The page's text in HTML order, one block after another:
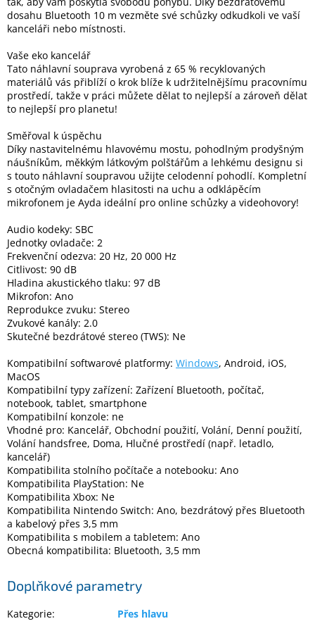
Elektronika
Domácnost
%
Black
VÝPRODEJ
Akční
TONERY
CARTRIDGE
OEM
Sestavy
počítačů
Inpraise
systémy
MILESIGHT
Doprodej
Přihlášení
dosahu Bluetooth 10 m vezměte své schůzky odkudkoli ve vaší
kanceláři nebo místnosti.
Vaše eko kancelář
Tato náhlavní souprava vyrobená z 65 % recyklovaných
materiálů vás přiblíží o krok blíže k udržitelnějšímu pracovnímu
prostředí, takže v práci můžete dělat to nejlepší a zároveň dělat
to nejlepší pro planetu!
Směřoval k úspěchu
Díky nastavitelnému hlavovému mostu, pohodlným prodyšným
náušníkům, měkkým látkovým polštářům a lehkému designu si
s touto náhlavní soupravou užijte celodenní pohodlí. Kompletní
s otočným ovladačem hlasitosti na uchu a odklápěcím
mikrofonem je Ayda ideální pro online schůzky a videohovory!
Audio kodeky: SBC
Jednotky ovladače: 2
Frekvenční odezva: 20 Hz, 20 000 Hz
Citlivost: 90 dB
Hladina akustického tlaku: 97 dB
Mikrofon: Ano
Reprodukce zvuku: Stereo
Zvukové kanály: 2.0
Skutečné bezdrátové stereo (TWS): Ne
Kompatibilní softwarové platformy: Windows, Android, iOS,
MacOS
Kompatibilní typy zařízení: Zařízení Bluetooth, počítač,
notebook, tablet, smartphone
Kompatibilní konzole: ne
Vhodné pro: Kancelář, Obchodní použití, Volání, Denní použití,
Volání handsfree, Doma, Hlučné prostředí (např. letadlo,
kancelář)
Kompatibilita stolního počítače a notebooku: Ano
Kompatibilita PlayStation: Ne
Kompatibilita Xbox: Ne
Kompatibilita Nintendo Switch: Ano, bezdrátový přes Bluetooth
a kabelový přes 3,5 mm
Kompatibilita s mobilem a tabletem: Ano
Obecná kompatibilita: Bluetooth, 3,5 mm
Doplňkové parametry
Kategorie:
Přes hlavu